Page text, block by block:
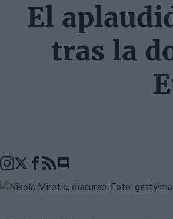
El
tras la
Go to comments seciton